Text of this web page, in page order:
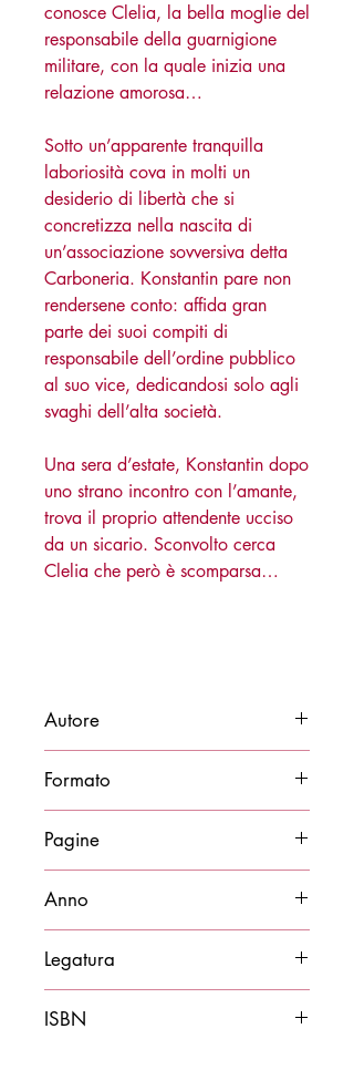
conosce Clelia, la bella moglie del
responsabile della guarnigione
militare, con la quale inizia una
relazione amorosa…
Sotto un’apparente tranquilla
laboriosità cova in molti un
desiderio di libertà che si
concretizza nella nascita di
un’associazione sovversiva detta
Carboneria. Konstantin pare non
rendersene conto: affida gran
parte dei suoi compiti di
responsabile dell’ordine pubblico
al suo vice, dedicandosi solo agli
svaghi dell’alta società.
Una sera d’estate, Konstantin dopo
uno strano incontro con l’amante,
trova il proprio attendente ucciso
da un sicario. Sconvolto cerca
Clelia che però è scomparsa…
Autore
Formato
Pagine
Anno
Legatura
ISBN